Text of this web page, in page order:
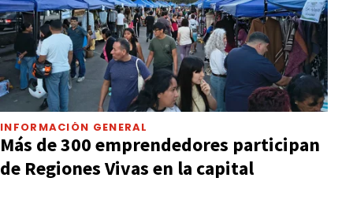
INFORMACIÓN GENERAL
Más de 300 emprendedores participan
de Regiones Vivas en la capital